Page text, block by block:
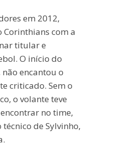
em 2012,
com a
titular e
O início do
encantou o
criticado. Sem o
o volante teve
no time,
de Sylvinho,